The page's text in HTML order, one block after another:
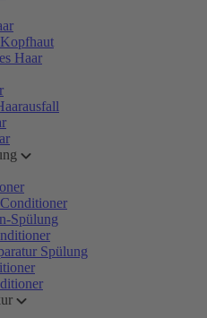
Haar
Spülung
Spülung